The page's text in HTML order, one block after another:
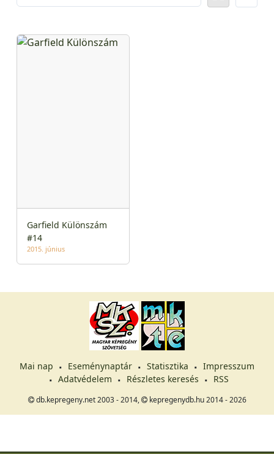
Garfield Különszám
#14
2015. június
Mai nap Eseménynaptár Statisztika
Impresszum
Adatvédelem
Részletes keresés RSS
db.kepregeny.net 2003 - 2014, kepregenydb.hu 2014 - 2026